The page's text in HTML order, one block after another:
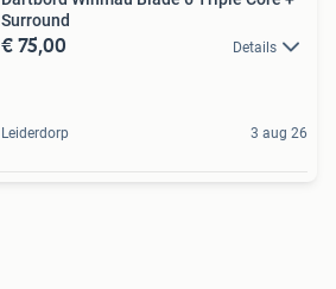
Surround
€ 75,00 Details
Leiderdorp 3 aug 26